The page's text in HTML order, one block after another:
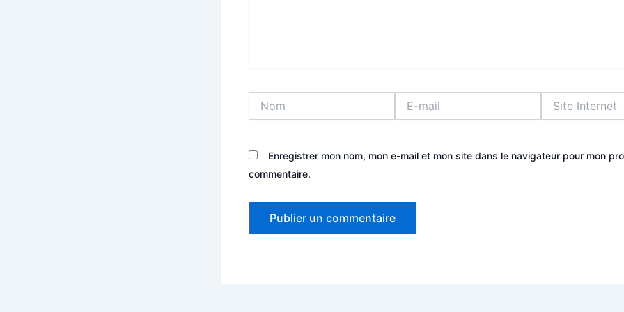
mail
Internet
Enregistrer mon nom, mon e-mail et mon site dans le navigateur pour mon
commentaire.